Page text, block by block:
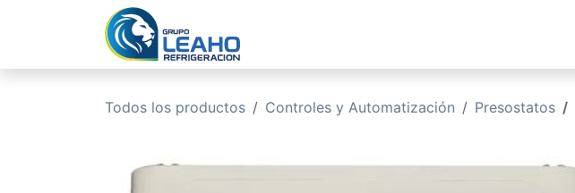
Todos los productos Controles y Automatización Presostatos